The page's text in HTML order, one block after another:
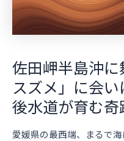
佐田岬半島沖
スズメ」に会
後水道が育む奇
愛媛県の最西端、まるで